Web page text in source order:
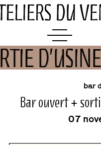
Skip
to
bar
Bar ouvert +
07